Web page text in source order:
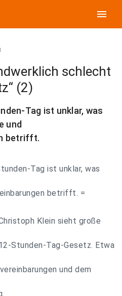
menu
schlecht
(2)
Tag ist unklar, was
und
betrifft.
Tag ist unklar, was
betrifft. =
Klein sieht große
Stunden-Tag-Gesetz. Etwa
und dem